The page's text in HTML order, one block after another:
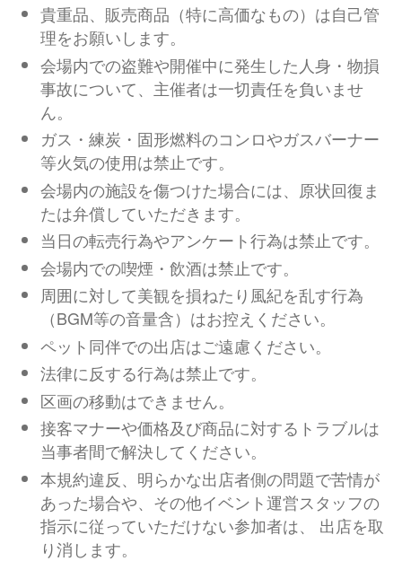
貴重品、販売商品（特に高価なもの）は自己管
理をお願いします。
会場内での盗難や開催中に発生した人身・物損
事故について、主催者は一切責任を負いませ
ん。
ガス・練炭・固形燃料のコンロやガスバーナー
等火気の使用は禁止です。
会場内の施設を傷つけた場合には、原状回復ま
たは弁償していただきます。
当日の転売行為やアンケート行為は禁止です。
会場内での喫煙・飲酒は禁止です。
周囲に対して美観を損ねたり風紀を乱す行為
（BGM等の音量含）はお控えください。
ペット同伴での出店はご遠慮ください。
法律に反する行為は禁止です。
区画の移動はできません。
接客マナーや価格及び商品に対するトラブルは
当事者間で解決してください。
本規約違反、明らかな出店者側の問題で苦情が
あった場合や、その他イベント運営スタッフの
指示に従っていただけない参加者は、 出店を取
り消します。